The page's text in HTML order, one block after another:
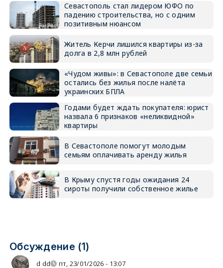
Севастополь стал лидером ЮФО по
падению строительства, но с одним
позитивным нюансом
Житель Керчи лишился квартиры из-за
долга в 2,8 млн рублей
«Чудом живы»: в Севастополе две семьи
остались без жилья после налёта
украинских БПЛА
Годами будет ждать покупателя: юрист
назвала 6 признаков «неликвидной»
квартиры
В Севастополе помогут молодым
семьям оплачивать аренду жилья
В Крыму спустя годы ожидания 24
сироты получили собственное жилье
Обсуждение (1)
d dd пт, 23/01/2026 - 13:07